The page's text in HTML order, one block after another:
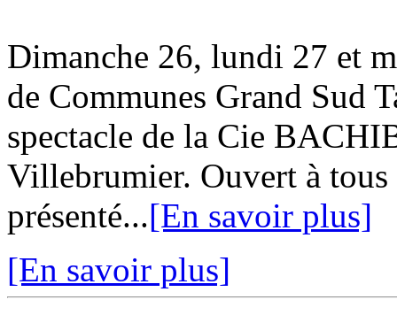
Dimanche 26, lundi 27 et
de Communes Grand Sud
spectacle de la Cie
Villebrumier. Ouvert à tous
présenté...[En savoir plus]
[En savoir plus]